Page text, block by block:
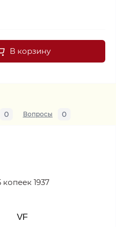
В корзину
0 Вопросы 0
копеек 1937
VF